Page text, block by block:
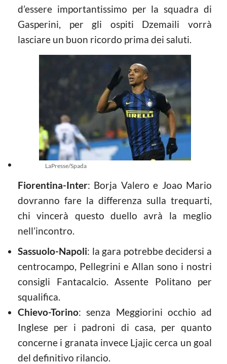
d’essere importantissimo per la squadra di
Gasperini, per gli ospiti Dzemaili vorrà
lasciare un buon ricordo prima dei saluti.
LaPresse/Spada
Fiorentina-Inter: Borja Valero e Joao Mario
dovranno fare la differenza sulla trequarti,
chi vincerà questo duello avrà la meglio
nell’incontro.
Sassuolo-Napoli: la gara potrebbe decidersi a
centrocampo, Pellegrini e Allan sono i nostri
consigli Fantacalcio. Assente Politano per
squalifica.
Chievo-Torino: senza Meggiorini occhio ad
Inglese per i padroni di casa, per quanto
concerne i granata invece Ljajic cerca un goal
del definitivo rilancio.